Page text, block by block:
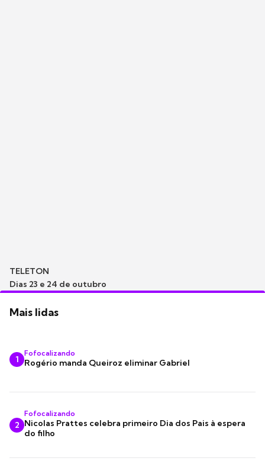
TELETON
Dias 23 e 24 de outubro
Mais lidas
1
Fofocalizando
Rogério manda Queiroz eliminar Gabriel
2
Fofocalizando
Nicolas Prattes celebra primeiro Dia dos Pais à espera
do filho